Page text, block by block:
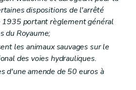
dispositions de l'arrêté
portant règlement général
du Royaume;
les animaux sauvages sur le
des voies hydrauliques.
d'une amende de 50 euros à